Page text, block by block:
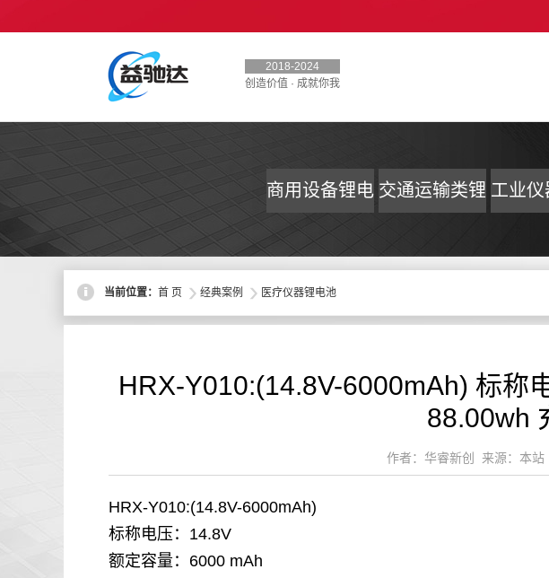
2018-2024
创造价值 · 成就你我
商用设备锂电 交通运输类锂 工业
当前位置： 首 页
> 经典案例
> 医疗仪器锂电池
HRX-Y010:(14.8V-6000mAh) 标称
88.00wh
作者：华睿新创 来源：本
HRX-Y010:(14.8V-6000mAh)
标称电压：14.8V
额定容量：6000 mAh